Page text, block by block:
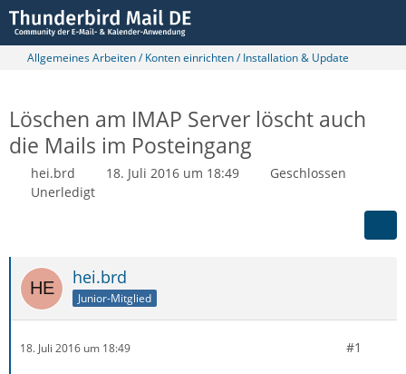
Allgemeines Arbeiten / Konten einrichten / Installation & Update
Löschen am IMAP Server löscht auch
die Mails im Posteingang
hei.brd 18. Juli 2016 um 18:49
Geschlossen
Unerledigt
hei.brd
Junior-Mitglied
18. Juli 2016 um 18:49 #1